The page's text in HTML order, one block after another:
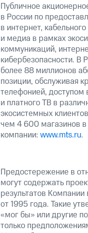
Публичное
в России по
в интернет,
и медиа в рамках
коммуникаций,
кибербезопасности. В
более 88 миллионов
позиции, обслуживая
телефонией, доступом
и платного ТВ в
экосистемных
чем 4 600 магазинов
компании: www.mts.ru.
Предостережение в
могут содержать
результатов
от 1995 года. Такие
«мог бы» или другие
только